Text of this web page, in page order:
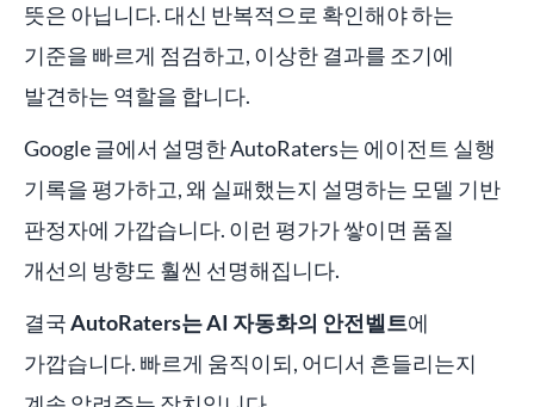
뜻은 아닙니다. 대신 반복적으로 확인해야 하는
기준을 빠르게 점검하고, 이상한 결과를 조기에
발견하는 역할을 합니다.
Google 글에서 설명한 AutoRaters는 에이전트 실행
기록을 평가하고, 왜 실패했는지 설명하는 모델 기반
판정자에 가깝습니다. 이런 평가가 쌓이면 품질
개선의 방향도 훨씬 선명해집니다.
결국AutoRaters는 AI 자동화의 안전벨트에
가깝습니다. 빠르게 움직이되, 어디서 흔들리는지